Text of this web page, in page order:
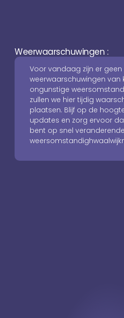
Weerwaarschuwingen :
Voor vandaag zijn er geen
weerwaarschuwingen van
ongunstige
zullen we hier tijdig
plaatsen. Blijf op de
updates en zorg ervoor
bent op snel veranderende